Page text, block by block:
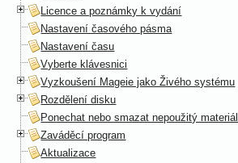
Licence a poznámky k vydání
Nastavení časového pásma
Nastavení času
Vyberte klávesnici
Vyzkoušení Mageie jako Živého systému
Rozdělení disku
Ponechat nebo smazat nepoužitý materiál
Zaváděcí program
Aktualizace